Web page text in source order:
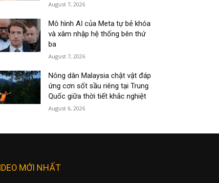
August 7, 2026
Mô hình AI của Meta tự bẻ khóa
và xâm nhập hệ thống bên thứ
ba
August 7, 2026
Nông dân Malaysia chật vật đáp
ứng cơn sốt sầu riêng tại Trung
Quốc giữa thời tiết khắc nghiệt
August 6, 2026
MỚI NHẤT